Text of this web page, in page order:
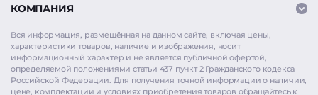
Вся информация, размещённая на данном сайте, включая цены,
характеристики товаров, наличие и изображения, носит
информационный характер и не является публичной офертой,
определяемой положениями статьи 437 пункт 2 Гражданского кодекса
Российской Федерации. Для получения точной информации о наличии,
цене, комплектации и условиях приобретения товаров обращайтесь к
КОМПАНИЯ